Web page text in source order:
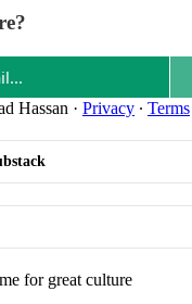
Hassan · Privacy ∙ Terms
for great culture